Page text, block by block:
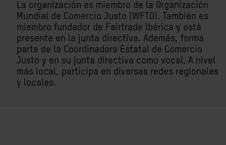
La organización es miembro de la Organización
Mundial de Comercio Justo (WFTO). También es
miembro fundador de Fairtrade Ibérica y está
presente en la junta directiva. Además, forma
parte de la Coordinadora Estatal de Comercio
Justo y en su junta directiva como vocal. A nivel
más local, participa en diversas redes regionales
y locales.